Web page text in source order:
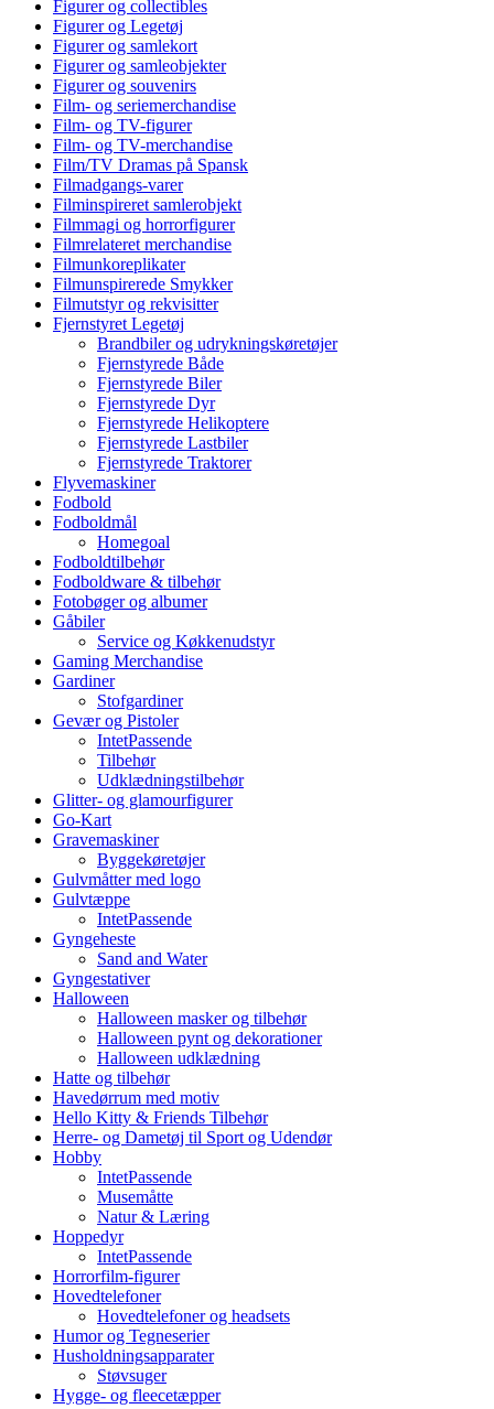
Figurer og collectibles
Figurer og Legetøj
Figurer og samlekort
Figurer og samleobjekter
Figurer og souvenirs
Film- og seriemerchandise
Film- og TV-figurer
Film- og TV-merchandise
Film/TV Dramas på Spansk
Filmadgangs-varer
Filminspireret samlerobjekt
Filmmagi og horrorfigurer
Filmrelateret merchandise
Filmunkoreplikater
Filmunspirerede Smykker
Filmutstyr og rekvisitter
Fjernstyret Legetøj
Brandbiler og udrykningskøretøjer
Fjernstyrede Både
Fjernstyrede Biler
Fjernstyrede Dyr
Fjernstyrede Helikoptere
Fjernstyrede Lastbiler
Fjernstyrede Traktorer
Flyvemaskiner
Fodbold
Fodboldmål
Homegoal
Fodboldtilbehør
Fodboldware & tilbehør
Fotobøger og albumer
Gåbiler
Service og Køkkenudstyr
Gaming Merchandise
Gardiner
Stofgardiner
Gevær og Pistoler
IntetPassende
Tilbehør
Udklædningstilbehør
Glitter- og glamourfigurer
Go-Kart
Gravemaskiner
Byggekøretøjer
Gulvmåtter med logo
Gulvtæppe
IntetPassende
Gyngeheste
Sand and Water
Gyngestativer
Halloween
Halloween masker og tilbehør
Halloween pynt og dekorationer
Halloween udklædning
Hatte og tilbehør
Havedørrum med motiv
Hello Kitty & Friends Tilbehør
Herre- og Dametøj til Sport og Udendør
Hobby
IntetPassende
Musemåtte
Natur & Læring
Hoppedyr
IntetPassende
Horrorfilm-figurer
Hovedtelefoner
Hovedtelefoner og headsets
Humor og Tegneserier
Husholdningsapparater
Støvsuger
Hygge- og fleecetæpper